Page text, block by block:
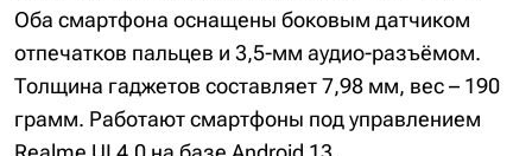
Оба смартфона оснащены боковым датчиком
отпечатков пальцев и 3,5-мм аудио-разъёмом.
Толщина гаджетов составляет 7,98 мм, вес – 190
грамм. Работают смартфоны под управлением